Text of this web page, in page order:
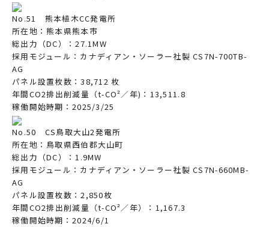
No.51 熊本植木CC発電所
所在地：熊本県熊本市
総出力（DC）：27.1MW
採用モジュール：カナディアン・ソーラー社製 CS7N-700TB-
AG
パネル設置枚数：38,712 枚
年間CO2排出削減量（t-CO²／年)：13,511.8
稼働開始時期：2025/3/25
No.50 CS鳥取大山2発電所
所在地：鳥取県西伯郡大山町
総出力（DC）：1.9MW
採用モジュール：カナディアン・ソーラー社製 CS7N-660MB-
AG
パネル設置枚数：2,850枚
年間CO2排出削減量（t-CO²／年）：1,167.3
稼働開始時期：2024/6/1